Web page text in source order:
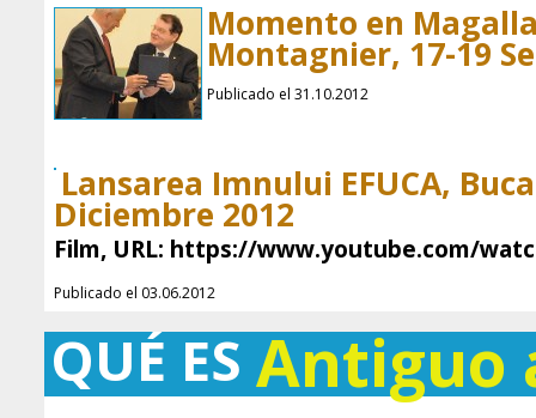
Momento en
Montagnier, 17-19
Publicado el 31.10.2012
Lansarea Imnului EFUCA,
Diciembre 2012
Film, URL: https://www.youtube.com/
Publicado el 03.06.2012
QUÉ ES Antiguo